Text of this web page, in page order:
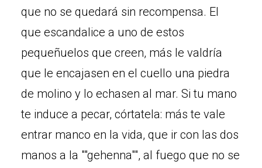
que no se quedará sin recompensa. El
que escandalice a uno de estos
pequeñuelos que creen, más le valdría
que le encajasen en el cuello una piedra
de molino y lo echasen al mar. Si tu mano
te induce a pecar, córtatela: más te vale
entrar manco en la vida, que ir con las dos
manos a la ""gehenna"", al fuego que no se